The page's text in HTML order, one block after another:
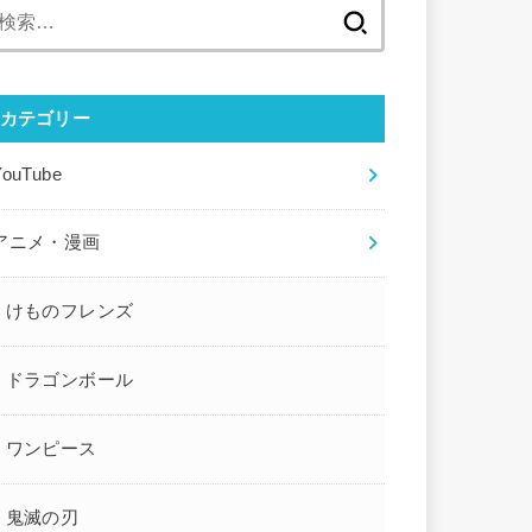
カテゴリー
ニメ・漫画
けものフレンズ
ドラゴンボール
ワンピース
鬼滅の刃